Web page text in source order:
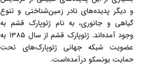
و دیگر پدیده‌های نادر زمین‌شناختی و تنوع
گیاهی و جانوری، به نام ژئوپارک قشم به
وجود آمده‌اند. ژئوپارک قشم از سال ۱۳۸۵ به
عضویت شبکه جهانی ژئوپارک‌های تحت
حمایت یونسکو درآمده‌است.